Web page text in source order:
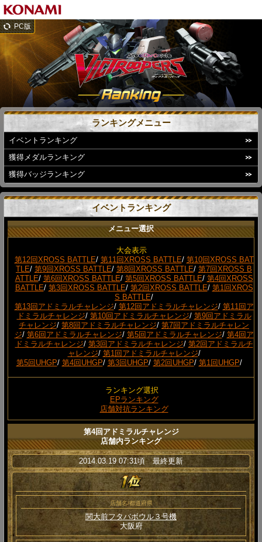
PC版
ランキングメニュー
イベントランキング
獲得メダルランキング
獲得バッジランキング
イベントランキング
メニュー選択
大会表示
第12回XROSS BATTLE/ 第11回XROSS BATTLE/ 第10回XROSS BAT
TLE/ 第9回XROSS BATTLE/ 第8回XROSS BATTLE/ 第7回XROSS B
ATTLE/ 第6回XROSS BATTLE/ 第5回XROSS BATTLE/ 第4回XROSS
BATTLE/ 第3回XROSS BATTLE/ 第2回XROSS BATTLE/ 第1回XROS
S BATTLE/
第13回アドミラルチャレンジ/ 第12回アドミラルチャレンジ/ 第11回ア
ドミラルチャレンジ/ 第10回アドミラルチャレンジ/ 第9回アドミラル
チャレンジ/ 第8回アドミラルチャレンジ/ 第7回アドミラルチャレン
ジ/ 第6回アドミラルチャレンジ/ 第5回アドミラルチャレンジ/ 第4回ア
ドミラルチャレンジ/ 第3回アドミラルチャレンジ/ 第2回アドミラルチ
ャレンジ/ 第1回アドミラルチャレンジ/
第5回UHGP/ 第4回UHGP/ 第3回UHGP/ 第2回UHGP/ 第1回UHGP/
ランキング選択
EPランキング
店舗対抗ランキング
第4回アドミラルチャレンジ
店舗内ランキング
2014.03.19 07:31頃 最終更新
店舗名/都道府県
関大前フタバボウル３号機
大阪府